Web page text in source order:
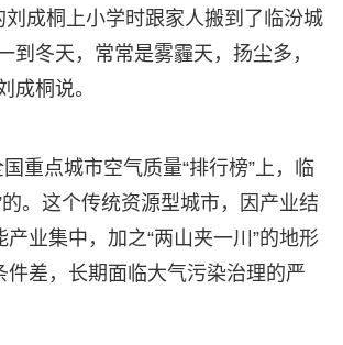
刘成桐上小学时跟家人搬到了临汾城
到冬天，常常是雾霾天，扬尘多，
成桐说。
重点城市空气质量“排行榜”上，临
的。这个传统资源型城市，因产业结
业集中，加之“两山夹一川”的地形
件差，长期面临大气污染治理的严